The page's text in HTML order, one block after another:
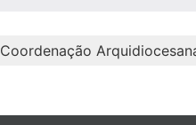
Coordenação